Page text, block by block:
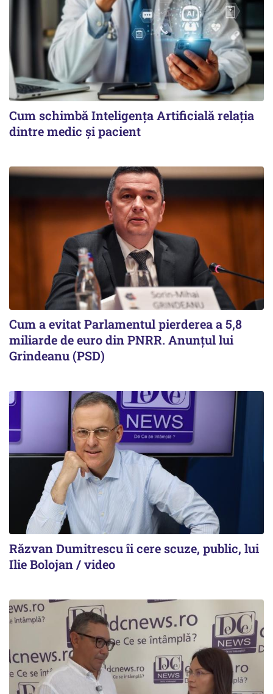
Cum schimbă Inteligența Artificială relația
dintre medic și pacient
Cum a evitat Parlamentul pierderea a 5,8
miliarde de euro din PNRR. Anunțul lui
Grindeanu (PSD)
Răzvan Dumitrescu îi cere scuze, public, lui
Ilie Bolojan / video